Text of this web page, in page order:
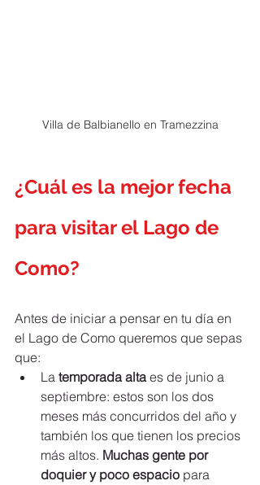
Villa de Balbianello en Tramezzina
¿Cuál es la mejor fecha
para visitar el Lago de
Como?
Antes de iniciar a pensar en tu día en
el Lago de Como queremos que sepas
que:
La temporada alta es de junio a
septiembre: estos son los dos
meses más concurridos del año y
también los que tienen los precios
más altos. Muchas gente por
doquier y poco espacio para